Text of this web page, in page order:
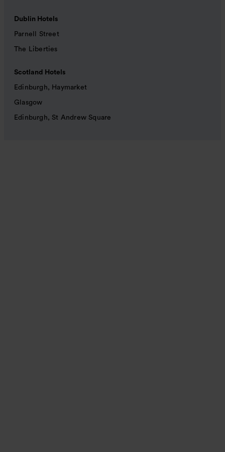
Dublin Hotels
Parnell Street
The Liberties
Scotland Hotels
Edinburgh, Haymarket
Glasgow
Edinburgh, St Andrew Square